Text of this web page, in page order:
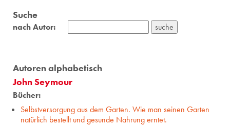
Suche
nach Autor:
Autoren alphabetisch
John Seymour
Bücher:
Selbstversorgung aus dem Garten. Wie man seinen Garten
natürlich bestellt und gesunde Nahrung erntet.